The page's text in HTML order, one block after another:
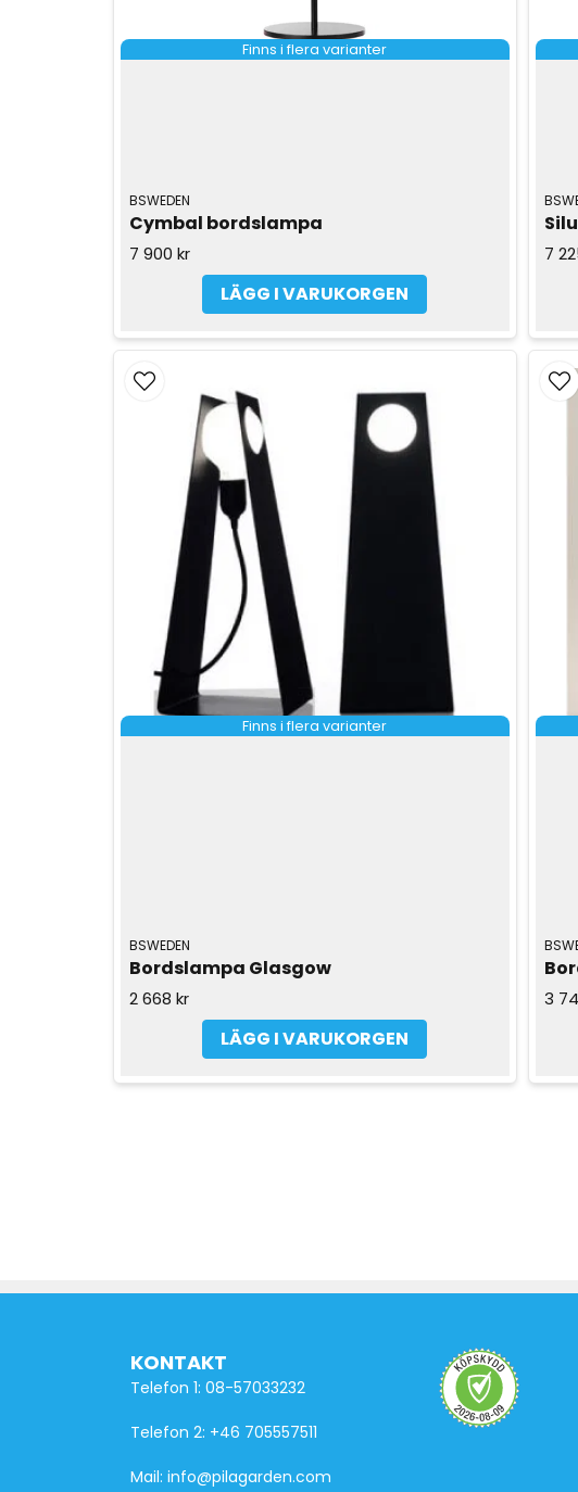
Finns i flera varianter
BSWEDEN
Cymbal bordslampa
7 900 kr
LÄGG I VARUKORGEN
7
Finns i flera varianter
BSWEDEN
Bordslampa Glasgow
2 668 kr
LÄGG I VARUKORGEN
3
KONTAKT
Telefon 1: 08-57033232
Telefon 2: +46 705557511
Mail: info@pilagarden.com